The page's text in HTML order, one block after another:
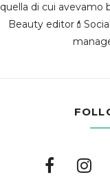
quella di cui avevamo
Beauty